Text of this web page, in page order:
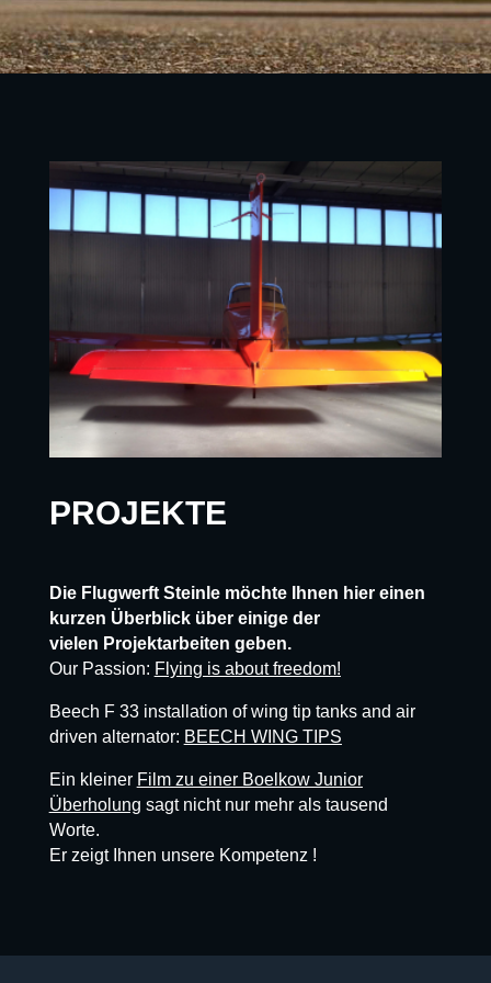
PROJEKTE
Die Flugwerft Steinle möchte Ihnen hier einen
kurzen Überblick über einige der
vielen Projektarbeiten geben.
Our Passion: Flying is about freedom!
Beech F 33 installation of wing tip tanks and air
driven alternator: BEECH WING TIPS
Ein kleiner Film zu einer Boelkow Junior
Überholung sagt nicht nur mehr als tausend
Worte.
Er zeigt Ihnen unsere Kompetenz !